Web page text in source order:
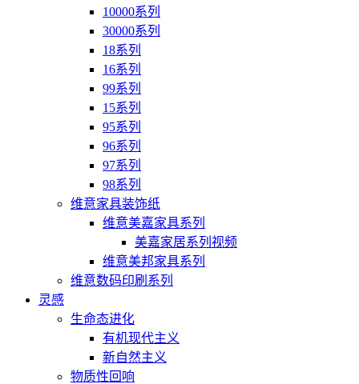
10000系列
30000系列
18系列
16系列
99系列
15系列
95系列
96系列
97系列
98系列
维意家具装饰纸
维意美嘉家具系列
美嘉家居系列视频
维意美邦家具系列
维意数码印刷系列
灵感
生命态进化
有机现代主义
新自然主义
物质性回响